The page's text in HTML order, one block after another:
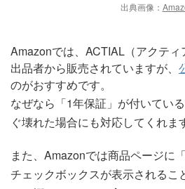
出典画像：
Amazonでは、ACTIAL（アクテ
出品者から販売されていますが、
のがおすすめです。
なぜなら「1年保証」が付いてい
ぐ壊れた場合にも対応してくれま
また、Amazonでは商品ページに「
チェックボックスが表示されるこ